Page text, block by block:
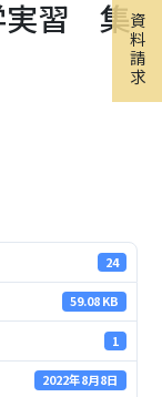
資
料
請
求
実習 集
24
59.08 KB
1
2022年8月8日